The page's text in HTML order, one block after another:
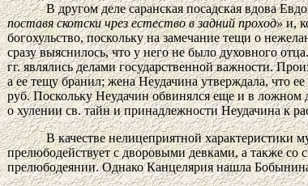
В другом деле саранская посадская вдова
поставя скотски чрез естество в задний проход»и,
богохульство, поскольку на замечание тещи о
сразу выяснилось, что у него не было духовного
гг. являлись делами государственной важности.
а ее тещу бранил; жена Неудачина утверждала, что
руб. Поскольку Неудачин обвинялся еще и в ложном
о хулении св. тайн и принадлежности Неудачина к
В качестве нелицеприятной
прелюбодействует с дворовыми девками, а также со
прелюбодеянии. Однако Канцелярия нашла